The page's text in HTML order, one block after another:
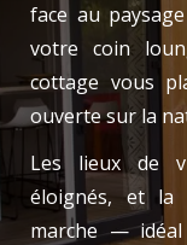
face au
votre coin
cottage vous
ouverte sur la
Les lieux de
éloignés, et la
marche —